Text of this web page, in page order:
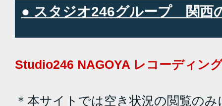
● スタジオ246グループ 関西
Studio246 NAGOYA レコーディン
＊本サイトでは空き状況の閲覧の